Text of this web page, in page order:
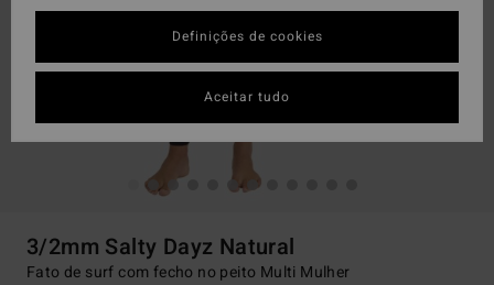
3/2mm Salty Dayz Natural
Fato de surf com fecho no peito Multi Mulher
Definições de cookies
Aceitar tudo